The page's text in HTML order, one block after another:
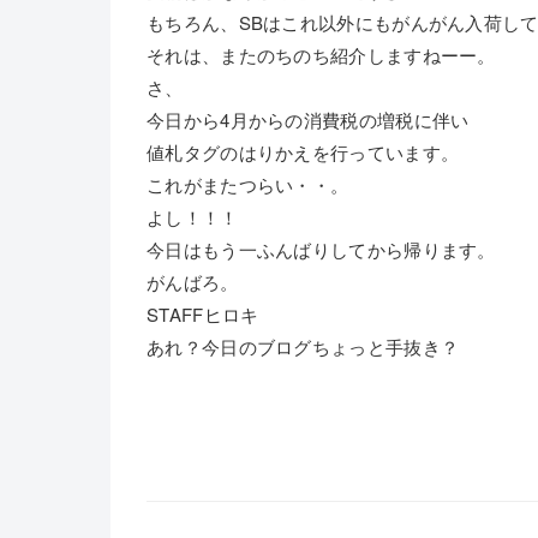
もちろん、SBはこれ以外にもがんがん入荷して
それは、またのちのち紹介しますねーー。
さ、
今日から4月からの消費税の増税に伴い
値札タグのはりかえを行っています。
これがまたつらい・・。
よし！！！
今日はもう一ふんばりしてから帰ります。
がんばろ。
STAFFヒロキ
あれ？今日のブログちょっと手抜き？